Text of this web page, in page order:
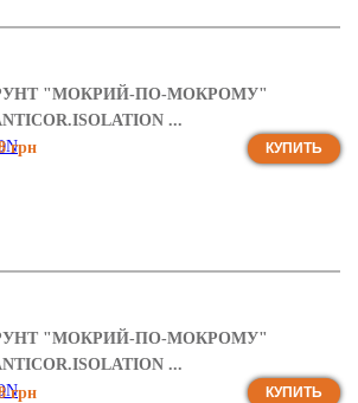
"МОКРИЙ-ПО-МОКРОМУ"
...
грн
КУПИТЬ
"МОКРИЙ-ПО-МОКРОМУ"
...
грн
КУПИТЬ